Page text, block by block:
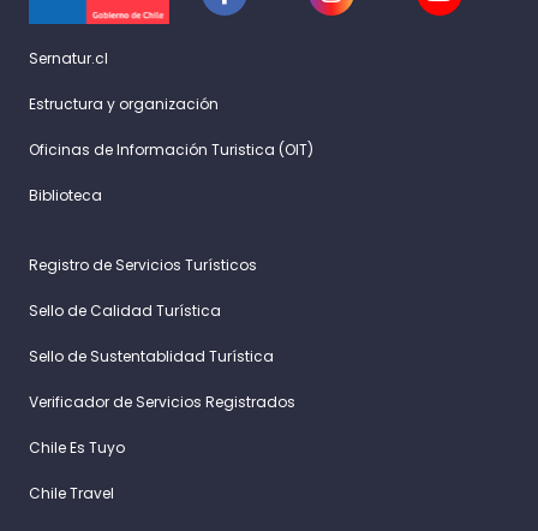
Sernatur.cl
Estructura y organización
Oficinas de Información Turistica (OIT)
Biblioteca
Registro de Servicios Turísticos
Sello de Calidad Turística
Sello de Sustentablidad Turística
Verificador de Servicios Registrados
Chile Es Tuyo
Chile Travel